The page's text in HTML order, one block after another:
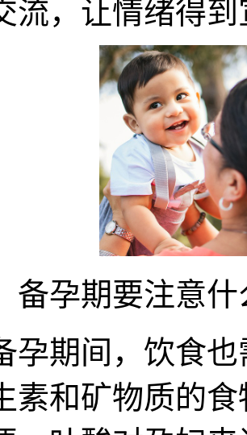
流，让情绪得
孕期要注意什
期间，饮食也
素和矿物质的